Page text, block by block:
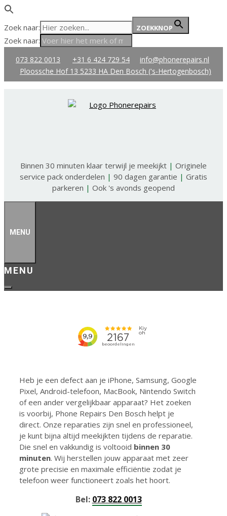
Zoek naar: ZOEKKNOP
Zoek naar:
naar073 822 0013 +31 6 424 729 54
info@phonerepairs.nl
Ploossche Hof 13 5233 HA Den Bosch ('s-Hertogenbosch)
Binnen 30 minuten klaar terwijl je meekijkt | Originele
service pack onderdelen | 90 dagen garantie | Gratis
parkeren | Ook 's avonds geopend
MENU
Heb je een defect aan je iPhone, Samsung, Google
Pixel, Android-telefoon, MacBook, Nintendo Switch
of een ander vergelijkbaar apparaat? Het zoeken
is voorbij, Phone Repairs Den Bosch helpt je
direct. Onze reparaties zijn snel en professioneel,
je kunt bijna altijd meekijkten tijdens de reparatie.
Die snel en vakkundig is voltooid binnen 30
minuten. Wij herstellen jouw apparaat met zeer
grote precisie en maximale efficiëntie zodat je
telefoon weer functioneert zoals het hoort.
Bel: 073 822 0013